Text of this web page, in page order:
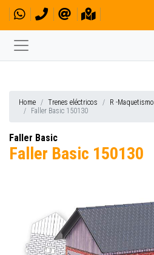
Home Trenes eléctricos
R -
Faller Basic 150130
Faller Basic
Faller Basic 150130